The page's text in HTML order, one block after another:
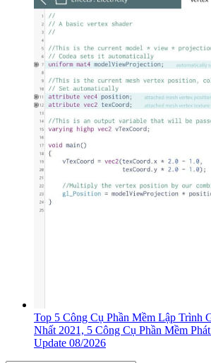
Top 5 Công Cụ Phần Mềm Lập Trình
Nhất 2021, 5 Công Cụ Phần Mềm
Update 08/2026